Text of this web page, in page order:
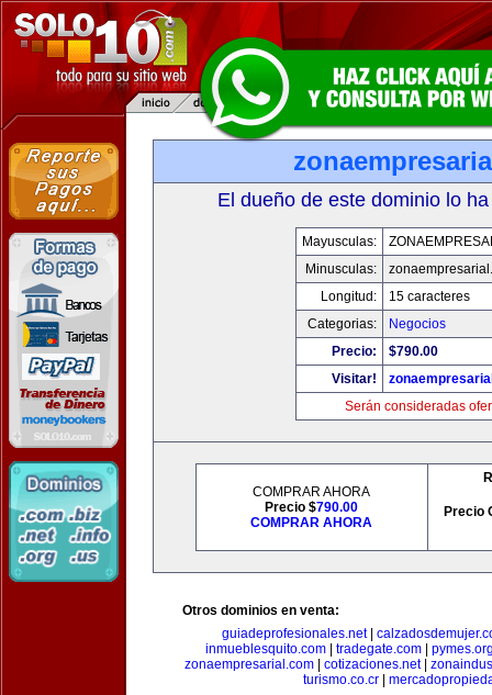
El dueño de este dominio lo
Mayusculas:
Minusculas:
Longitud:
15 caracteres
Categorias:
Negocios
Precio:
$790.00
Visitar!
Serán consideradas
COMPRAR AHORA
Precio $790.00
COMPRAR AHORA
Precio
Otros dominios en venta:
guiadeprofesionales.net|
inmueblesquito.com
tradegate.com
zonaempresarial.com| cotizaciones.net|
turismo.co.cr|